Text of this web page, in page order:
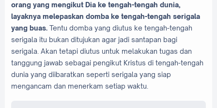
orang yang mengikut Dia ke tengah-tengah dunia,
layaknya melepaskan domba ke tengah-tengah serigala
yang buas. Tentu domba yang diutus ke tengah-tengah
serigala itu bukan ditujukan agar jadi santapan bagi
serigala. Akan tetapi diutus untuk melakukan tugas dan
tanggung jawab sebagai pengikut Kristus di tengah-tengah
dunia yang diibaratkan seperti serigala yang siap
mengancam dan menerkam setiap waktu.